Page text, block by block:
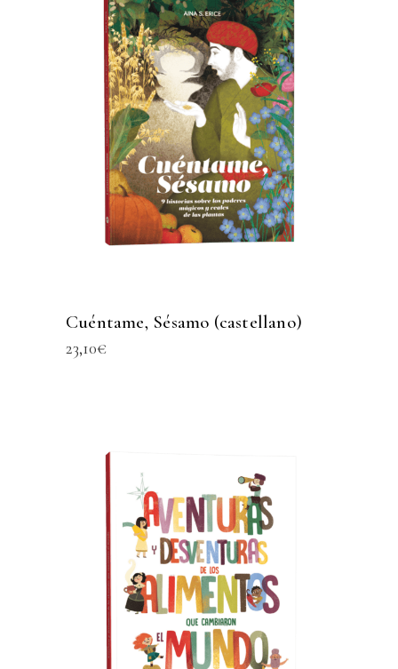
Cuéntame, Sésamo (castellano)
23,10€